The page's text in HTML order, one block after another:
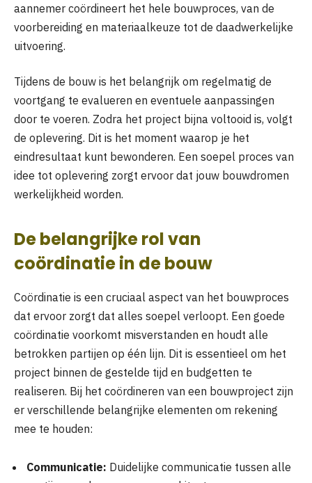
aannemer coördineert het hele bouwproces, van de
voorbereiding en materiaalkeuze tot de daadwerkelijke
uitvoering.
Tijdens de bouw is het belangrijk om regelmatig de
voortgang te evalueren en eventuele aanpassingen
door te voeren. Zodra het project bijna voltooid is, volgt
de oplevering. Dit is het moment waarop je het
eindresultaat kunt bewonderen. Een soepel proces van
idee tot oplevering zorgt ervoor dat jouw bouwdromen
werkelijkheid worden.
De belangrijke rol van
coördinatie in de bouw
Coördinatie is een cruciaal aspect van het bouwproces
dat ervoor zorgt dat alles soepel verloopt. Een goede
coördinatie voorkomt misverstanden en houdt alle
betrokken partijen op één lijn. Dit is essentieel om het
project binnen de gestelde tijd en budgetten te
realiseren. Bij het coördineren van een bouwproject zijn
er verschillende belangrijke elementen om rekening
mee te houden:
Communicatie: Duidelijke communicatie tussen alle